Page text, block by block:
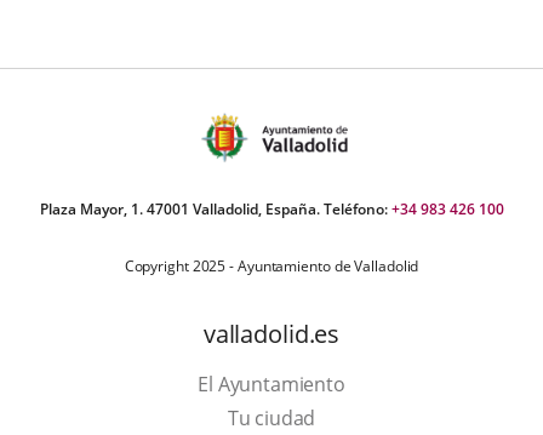
Plaza Mayor, 1. 47001 Valladolid, España. Teléfono:+34 983 426 100
Copyright 2025 - Ayuntamiento de Valladolid
valladolid.es
El Ayuntamiento
Tu ciudad